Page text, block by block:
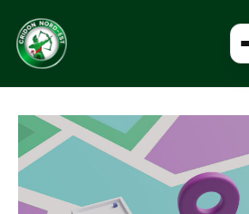
✕
INTERROGEZ-
NOUS